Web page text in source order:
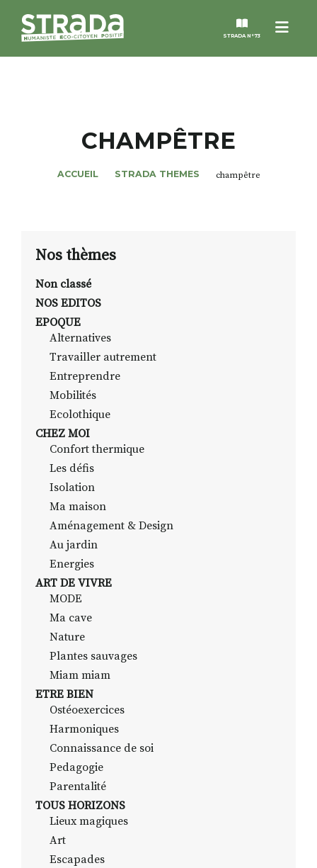
Menu
STRADA N°73
MAGAZINES
NOS THÈMES
ALTER STRADA
ROSÉE DE MAI
RECHERCHER
CHAMPÊTRE
ACCUEIL STRADA THEMES champêtre
Nos thèmes
Non classé
NOS EDITOS
EPOQUE
Alternatives
Travailler autrement
Entreprendre
Mobilités
Ecolothique
CHEZ MOI
Confort thermique
Les défis
Isolation
Ma maison
Aménagement & Design
Au jardin
Energies
ART DE VIVRE
MODE
Ma cave
Nature
Plantes sauvages
Miam miam
ETRE BIEN
Ostéoexercices
Harmoniques
Connaissance de soi
Pedagogie
Parentalité
TOUS HORIZONS
Lieux magiques
Art
Escapades